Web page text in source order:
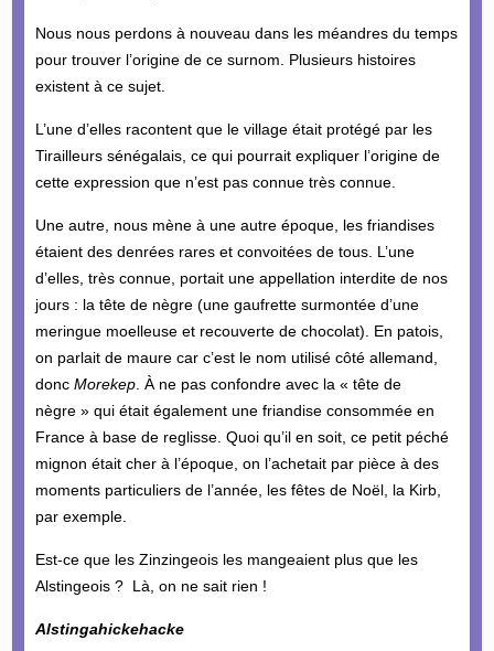
Nous nous perdons à nouveau dans les méandres du temps
pour trouver l’origine de ce surnom. Plusieurs histoires
existent à ce sujet.
L’une d’elles racontent que le village était protégé par les
Tirailleurs sénégalais, ce qui pourrait expliquer l’origine de
cette expression que n’est pas connue très connue.
Une autre, nous mène à une autre époque, les friandises
étaient des denrées rares et convoitées de tous. L’une
d’elles, très connue, portait une appellation interdite de nos
jours : la tête de nègre (une gaufrette surmontée d’une
meringue moelleuse et recouverte de chocolat). En patois,
on parlait de maure car c’est le nom utilisé côté allemand,
donc Morekep. À ne pas confondre avec la « tête de
nègre » qui était également une friandise consommée en
France à base de reglisse. Quoi qu’il en soit, ce petit péché
mignon était cher à l’époque, on l’achetait par pièce à des
moments particuliers de l’année, les fêtes de Noël, la Kirb,
par exemple.
Est-ce que les Zinzingeois les mangeaient plus que les
Alstingeois ? Là, on ne sait rien !
Alstingahickehacke